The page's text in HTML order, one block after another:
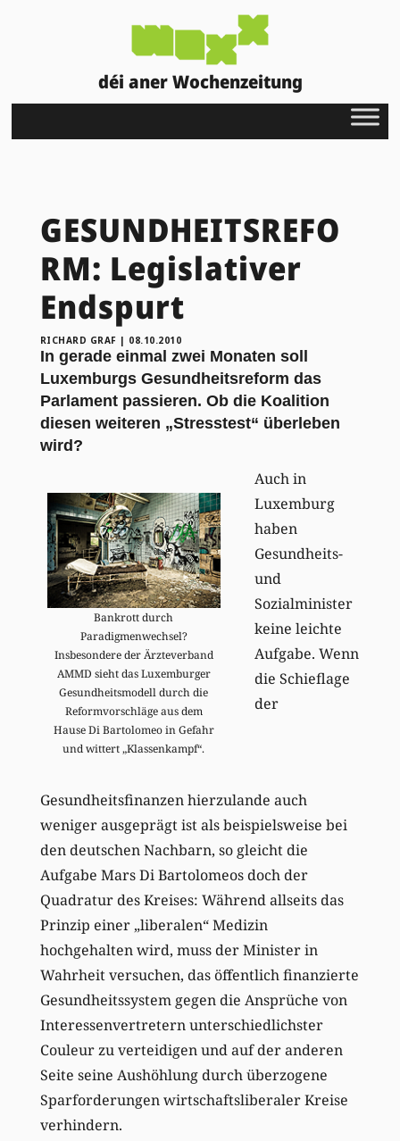
déi aner Wochenzeitung
GESUNDHEITSREFO
RM: Legislativer
Endspurt
RICHARD GRAF | 08.10.2010
In gerade einmal zwei Monaten soll
Luxemburgs Gesundheitsreform das
Parlament passieren. Ob die Koalition
diesen weiteren „Stresstest“ überleben
wird?
Bankrott durch
Paradigmenwechsel?
Insbesondere der Ärzteverband
AMMD sieht das Luxemburger
Gesundheitsmodell durch die
Reformvorschläge aus dem
Hause Di Bartolomeo in Gefahr
und wittert „Klassenkampf“.
Auch in
Luxemburg
haben
Gesundheits-
und
Sozialminister
keine leichte
Aufgabe. Wenn
die Schieflage
der
Gesundheitsfinanzen hierzulande auch
weniger ausgeprägt ist als beispielsweise bei
den deutschen Nachbarn, so gleicht die
Aufgabe Mars Di Bartolomeos doch der
Quadratur des Kreises: Während allseits das
Prinzip einer „liberalen“ Medizin
hochgehalten wird, muss der Minister in
Wahrheit versuchen, das öffentlich finanzierte
Gesundheitssystem gegen die Ansprüche von
Interessenvertretern unterschiedlichster
Couleur zu verteidigen und auf der anderen
Seite seine Aushöhlung durch überzogene
Sparforderungen wirtschaftsliberaler Kreise
verhindern.